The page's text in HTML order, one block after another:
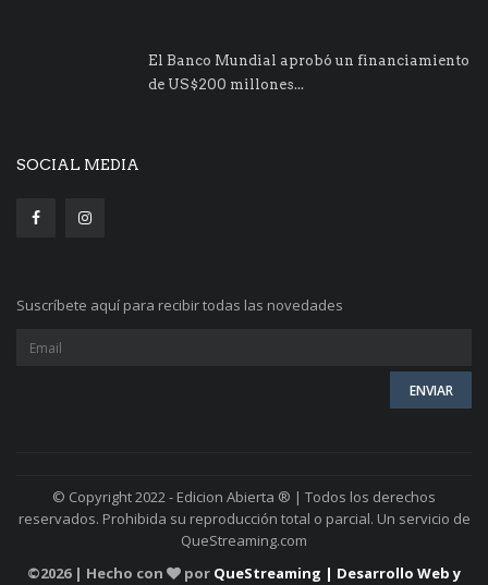
El Banco Mundial aprobó un financiamiento
de US$200 millones...
SOCIAL MEDIA
Suscríbete aquí para recibir todas las novedades
© Copyright 2022 - Edicion Abierta ® | Todos los derechos
reservados. Prohibida su reproducción total o parcial. Un servicio de
QueStreaming.com
©2026 | Hecho con por QueStreaming | Desarrollo Web y